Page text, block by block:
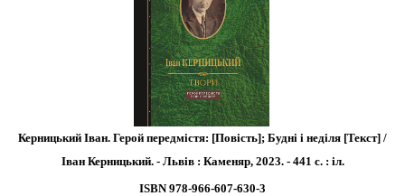
Керницький Іван. Герой передмістя: [Повість]; Будні і неділя [Текст] /
Іван Керницький. - Львів : Каменяр, 2023. - 441 с. : іл.
ISBN 978-966-607-630-3